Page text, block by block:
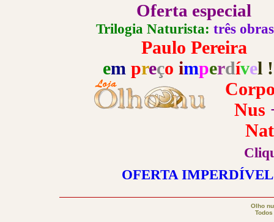
Oferta especial
Trilogia Naturista: três
Paulo Pereira
em preço imperdível
Nus
OFERTA IMPERDÍVEL
Olho